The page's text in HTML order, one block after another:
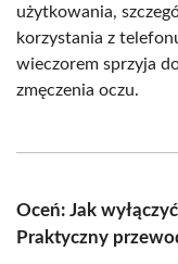
użytkowania,
korzystania z
wieczorem sprzyja
zmęczenia oczu.
Oceń: Jak
Praktyczny